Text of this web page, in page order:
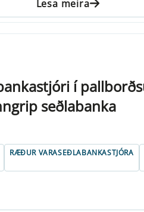
Lesa meira
í
seðlabanka
RÆÐUR VARASEÐLABANKASTJÓRA